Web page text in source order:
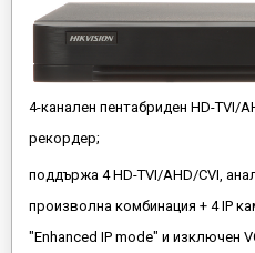
4-канален пентабриден HD-TVI/
рекордер;
поддържа 4 HD-TVI/AHD/CVI,
произволна комбинация + 4 IP
"Enhanced IP mode" и изключен